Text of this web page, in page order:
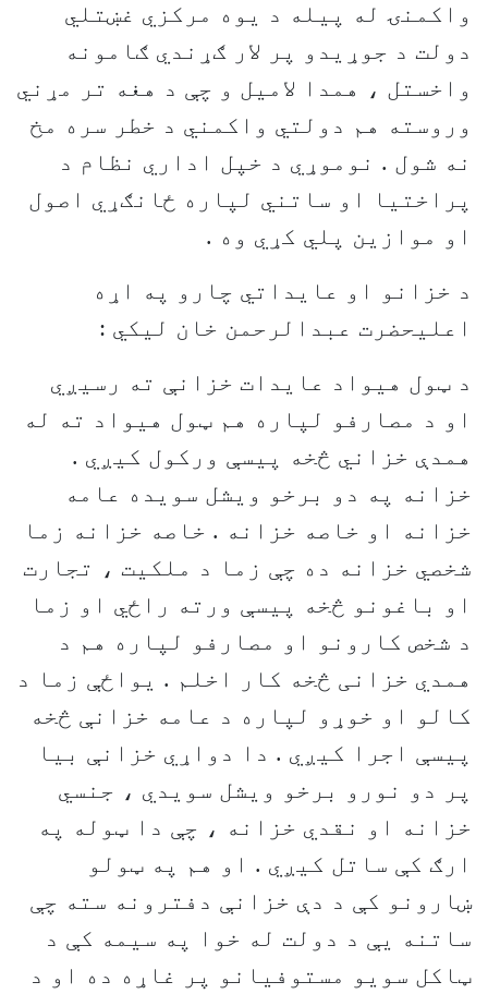
واکمنۍ له پيله د يوه مرکزي غښتلي
دولت د جوړيدو پر لار ګړندي ګامونه
واخستل ، همدا لاميل و چې د هغه تر مړني
وروسته هم دولتي واکمني د خطر سره مخ
نه شول . نوموړي د خپل اداري نظام د
پراختيا او ساتني لپاره ځانګړي اصول
او موازين پلي کړي وه .
د خزانو او عايداتي چارو په اړه
اعليحضرت عبدالرحمن خان ليکي :
د ټول هيواد عايدات خزانې ته رسيږي
او د مصارفو لپاره هم ټول هيواد ته له
همدې خزاني څخه پيسې ورکول کيږي .
خزانه په دو برخو ويشل سويده عامه
خزانه او خاصه خزانه . خاصه خزانه زما
شخصي خزانه ده چې زما د ملکيت ، تجارت
او باغونو څخه پيسې ورته راځي او زما
د شخص کارونو او مصارفو لپاره هم د
همدي خزانی څخه کار اخلم . يواځې زما د
کالو او خوړو لپاره د عامه خزانې څخه
پيسې اجرا کيږي . دا دواړي خزانې بيا
پر دو نورو برخو ويشل سويدي ، جنسي
خزانه او نقدي خزانه ، چې دا ټوله په
ارګ کې ساتل کيږي . او هم په ټولو
ښارونو کې د دې خزانې دفترونه سته چې
ساتنه يې د دولت له خوا په سيمه کې د
ټاکل سويو مستوفيانو پر غاړه ده او د